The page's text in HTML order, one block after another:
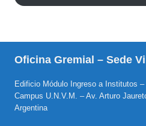
Oficina Gremial – Sede
Edificio Módulo Ingreso a Institutos –
Campus U.N.V.M. – Av. Arturo
Argentina